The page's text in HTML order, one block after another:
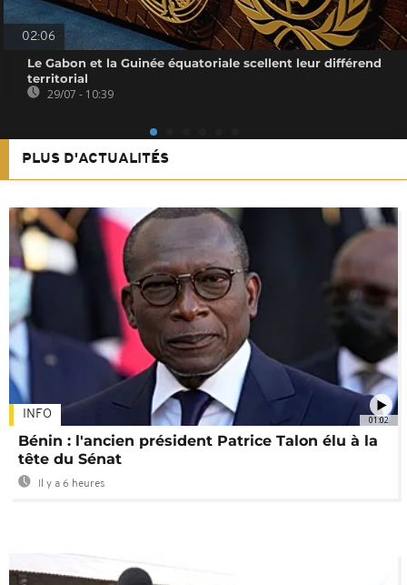
02:06
Le Gabon et la Guinée équatoriale scellent leur différend
territorial
29/07 - 10:39
PLUS D'ACTUALITÉS
01:02
INFO
Bénin : l'ancien président Patrice Talon élu à la
tête du Sénat
Il y a 6 heures